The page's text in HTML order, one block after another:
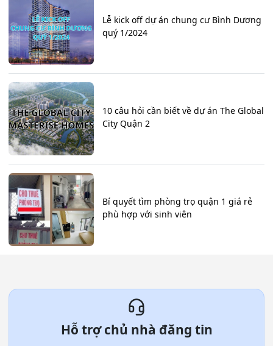
Lễ kick off dự án chung cư Bình Dương
quý 1/2024
10 câu hỏi cần biết về dự án The Global
City Quận 2
Bí quyết tìm phòng trọ quận 1 giá rẻ
phù hợp với sinh viên
Hỗ trợ chủ nhà đăng tin